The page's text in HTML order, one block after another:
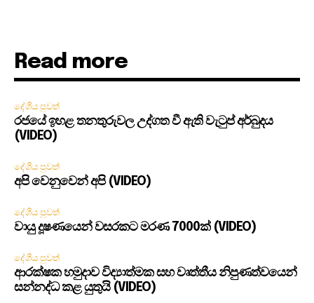
Read more
දේශීය පුවත්
රජයේ ඉහළ තනතුරුවල උද්ගත වී ඇති වැටුප් අර්බුදය
(VIDEO)
දේශීය පුවත්
අපි වෙනුවෙන් අපි (VIDEO)
දේශීය පුවත්
වායු දූෂණයෙන් වසරකට මරණ 7000ක් (VIDEO)
දේශීය පුවත්
ආරක්ෂක හමුදාව විද්‍යාත්මක සහ වෘත්තීය නිපුණත්වයෙන්
සන්නද්ධ කළ යුතුයි (VIDEO)